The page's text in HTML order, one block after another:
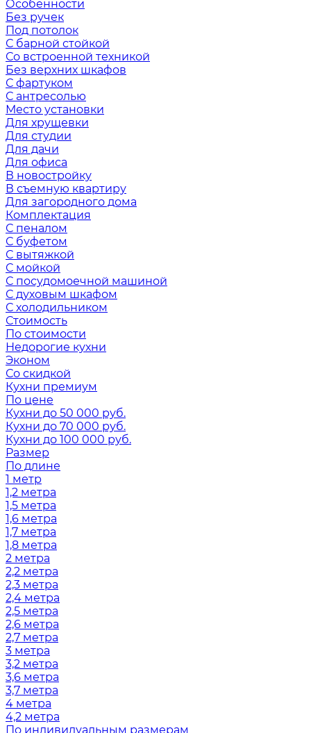
Особенности
Без ручек
Под потолок
С барной стойкой
Со встроенной техникой
Без верхних шкафов
С фартуком
С антресолью
Место установки
Для хрущевки
Для студии
Для дачи
Для офиса
В новостройку
В съемную квартиру
Для загородного дома
Комплектация
С пеналом
С буфетом
С вытяжкой
С мойкой
С посудомоечной машиной
С духовым шкафом
С холодильником
Стоимость
По стоимости
Недорогие кухни
Эконом
Со скидкой
Кухни премиум
По цене
Кухни до 50 000 руб.
Кухни до 70 000 руб.
Кухни до 100 000 руб.
Размер
По длине
1 метр
1,2 метра
1,5 метра
1,6 метра
1,7 метра
1,8 метра
2 метра
2,2 метра
2,3 метра
2,4 метра
2,5 метра
2,6 метра
2,7 метра
3 метра
3,2 метра
3,6 метра
3,7 метра
4 метра
4,2 метра
По индивидуальным размерам